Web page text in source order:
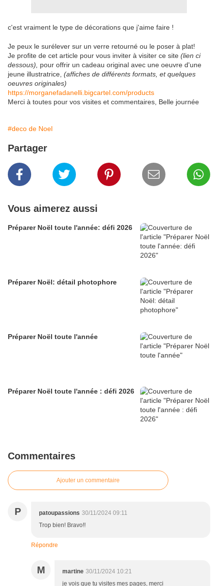
c'est vraiment le type de décorations que j'aime faire !
Je peux le surélever sur un verre retourné ou le poser à plat!
Je profite de cet article pour vous inviter à visiter ce site (lien ci
dessous), pour offrir un cadeau original avec une oeuvre d'une
jeune illustratrice, (affiches de différents formats, et quelques
oeuvres originales)
https://morganefadanelli.bigcartel.com/products
Merci à toutes pour vos visites et commentaires, Belle journée
#deco de Noel
Partager
Vous aimerez aussi
Préparer Noël toute l'année: défi 2026
Préparer Noël: détail photophore
Préparer Noël toute l'année
Préparer Noël toute l'année : défi 2026
Commentaires
Ajouter un commentaire
P patoupassions 30/11/2024 09:11
Trop bien! Bravo!!
Répondre
M martine 30/11/2024 10:21
je vois que tu visites mes pages, merci